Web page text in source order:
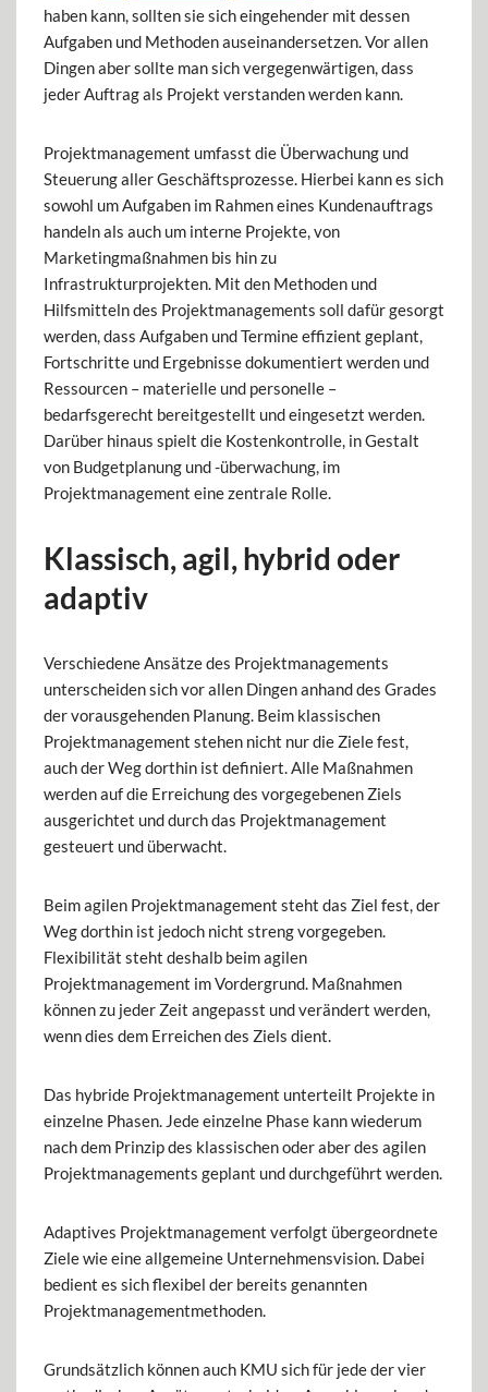
haben kann, sollten sie sich eingehender mit dessen
Aufgaben und Methoden auseinandersetzen. Vor allen
Dingen aber sollte man sich vergegenwärtigen, dass
jeder Auftrag als Projekt verstanden werden kann.
Projektmanagement umfasst die Überwachung und
Steuerung aller Geschäftsprozesse. Hierbei kann es sich
sowohl um Aufgaben im Rahmen eines Kundenauftrags
handeln als auch um interne Projekte, von
Marketingmaßnahmen bis hin zu
Infrastrukturprojekten. Mit den Methoden und
Hilfsmitteln des Projektmanagements soll dafür gesorgt
werden, dass Aufgaben und Termine effizient geplant,
Fortschritte und Ergebnisse dokumentiert werden und
Ressourcen – materielle und personelle –
bedarfsgerecht bereitgestellt und eingesetzt werden.
Darüber hinaus spielt die Kostenkontrolle, in Gestalt
von Budgetplanung und -überwachung, im
Projektmanagement eine zentrale Rolle.
Klassisch, agil, hybrid oder
adaptiv
Verschiedene Ansätze des Projektmanagements
unterscheiden sich vor allen Dingen anhand des Grades
der vorausgehenden Planung. Beim klassischen
Projektmanagement stehen nicht nur die Ziele fest,
auch der Weg dorthin ist definiert. Alle Maßnahmen
werden auf die Erreichung des vorgegebenen Ziels
ausgerichtet und durch das Projektmanagement
gesteuert und überwacht.
Beim agilen Projektmanagement steht das Ziel fest, der
Weg dorthin ist jedoch nicht streng vorgegeben.
Flexibilität steht deshalb beim agilen
Projektmanagement im Vordergrund. Maßnahmen
können zu jeder Zeit angepasst und verändert werden,
wenn dies dem Erreichen des Ziels dient.
Das hybride Projektmanagement unterteilt Projekte in
einzelne Phasen. Jede einzelne Phase kann wiederum
nach dem Prinzip des klassischen oder aber des agilen
Projektmanagements geplant und durchgeführt werden.
Adaptives Projektmanagement verfolgt übergeordnete
Ziele wie eine allgemeine Unternehmensvision. Dabei
bedient es sich flexibel der bereits genannten
Projektmanagementmethoden.
Grundsätzlich können auch KMU sich für jede der vier